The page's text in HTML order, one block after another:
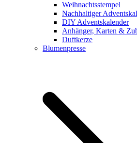
Weihnachtsstempel
Nachhaltiger
DIY Adventskalender
Anhänger, Karten &
Duftkerze
Blumenpresse